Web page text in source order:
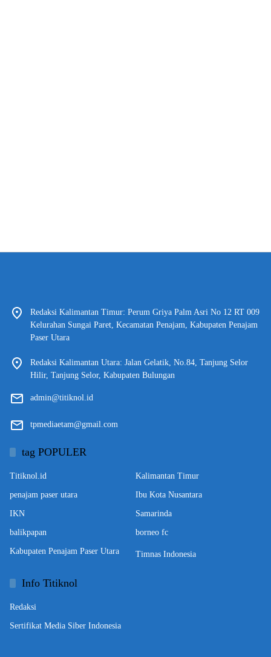
Redaksi Kalimantan Timur: Perum Griya Palm Asri No 12 RT 009
Kelurahan Sungai Paret, Kecamatan Penajam, Kabupaten Penajam
Paser Utara
Redaksi Kalimantan Utara: Jalan Gelatik, No.84, Tanjung Selor
Hilir, Tanjung Selor, Kabupaten Bulungan
admin@titiknol.id
tpmediaetam@gmail.com
tag POPULER
Titiknol.id Kalimantan Timur
penajam paser utara Ibu Kota Nusantara
IKN Samarinda
balikpapan borneo fc
Kabupaten Penajam Paser Utara Timnas Indonesia
Info Titiknol
Redaksi
Sertifikat Media Siber Indonesia